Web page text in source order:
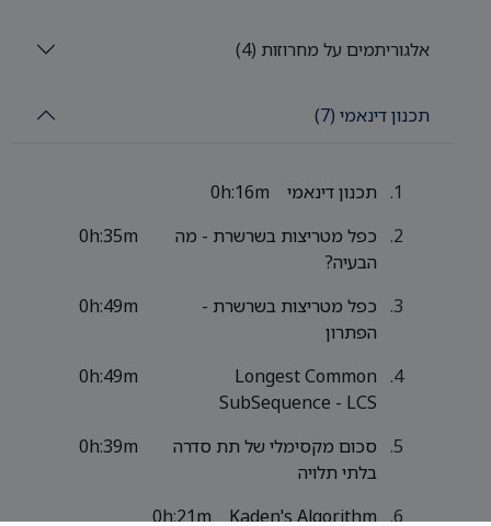
אלגוריתמים על מחרוזות (4)
תכנון דינאמי (7)
תכנון דינאמי
0h:16m
כפל מטריצות בשרשרת - מה
הבעיה?
0h:35m
כפל מטריצות בשרשרת -
הפתרון
0h:49m
Longest Common
SubSequence - LCS
0h:49m
סכום מקסימלי של תת סדרה
בלתי תלויה
0h:39m
Kaden's Algorithm
0h:21m